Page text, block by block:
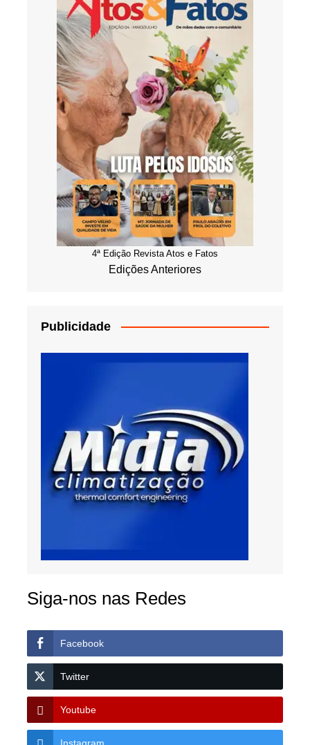
4ª Edição Revista Atos e Fatos
Edições Anteriores
Publicidade
Siga-nos nas Redes
Facebook
Twitter
Youtube
Instagram